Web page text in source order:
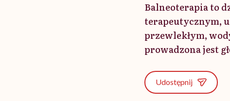
Balneoterapia to
terapeutycznym,
przewlekłym,
prowadzona jest
Udostępnij